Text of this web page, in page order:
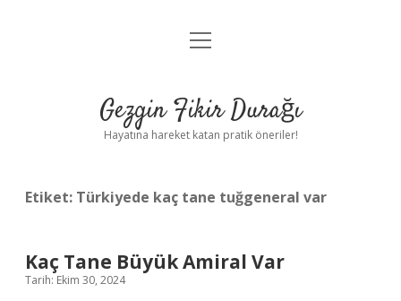
Anasayfa
Yasal Uyarı
menüyü
Gezgin Fikir Durağı
Hayatına hareket katan pratik öneriler!
Etiket: Türkiyede kaç tane tuğgeneral var
Kaç Tane Büyük Amiral Var
Tarih: Ekim 30, 2024